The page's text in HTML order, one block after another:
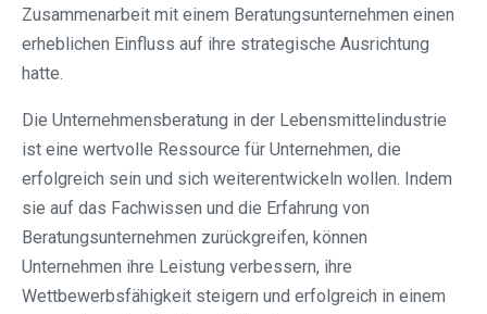
Zusammenarbeit mit einem Beratungsunternehmen einen
erheblichen Einfluss auf ihre strategische Ausrichtung
hatte.
Die Unternehmensberatung in der Lebensmittelindustrie
ist eine wertvolle Ressource für Unternehmen, die
erfolgreich sein und sich weiterentwickeln wollen. Indem
sie auf das Fachwissen und die Erfahrung von
Beratungsunternehmen zurückgreifen, können
Unternehmen ihre Leistung verbessern, ihre
Wettbewerbsfähigkeit steigern und erfolgreich in einem